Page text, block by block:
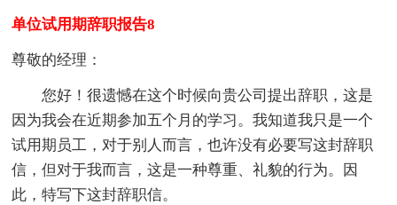
单位试用期辞职报告8
尊敬的经理：
您好！很遗憾在这个时候向贵公司提出辞职，这是
因为我会在近期参加五个月的学习。我知道我只是一个
试用期员工，对于别人而言，也许没有必要写这封辞职
信，但对于我而言，这是一种尊重、礼貌的行为。因
此，特写下这封辞职信。